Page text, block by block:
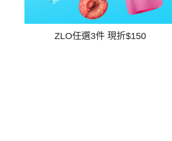
ZLO任選3件 現折$150